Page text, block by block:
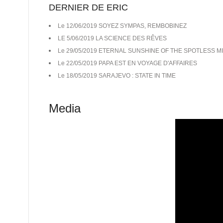
DERNIER DE ERIC
Le 12/06/2019 SOYEZ SYMPAS, REMBOBINEZ
LE 5/06/2019 LA SCIENCE DES RÊVES
Le 29/05/2019 ETERNAL SUNSHINE OF THE SPOTLESS
Le 22/05/2019 PAPA EST EN VOYAGE D'AFFAIRES
Le 18/05/2019 SARAJEVO : STATE IN TIME
Media